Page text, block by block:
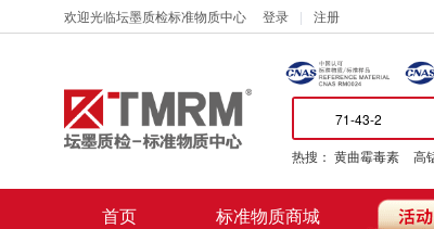
欢迎光临坛墨质检标准物质中心 登录 注册
热搜： 黄曲霉毒素 高
首页 标准物质商城